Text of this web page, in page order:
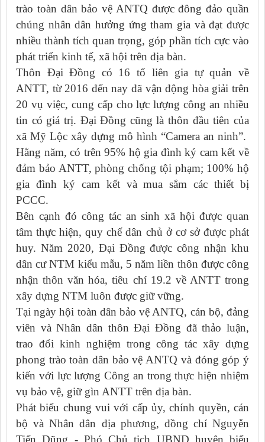
trào toàn dân bảo vệ ANTQ được đông đảo quần
chúng nhân dân hưởng ứng tham gia và đạt được
nhiều thành tích quan trọng, góp phần tích cực vào
phát triển kinh tế, xã hội trên địa bàn.
Thôn Đại Đồng có 16 tổ liên gia tự quản về
ANTT, từ 2016 đến nay đã vận động hòa giải trên
20 vụ việc, cung cấp cho lực lượng công an nhiều
tin có giá trị. Đại Đồng cũng là thôn đầu tiên của
xã Mỹ Lộc xây dựng mô hình “Camera an ninh”.
Hằng năm, có trên 95% hộ gia đình ký cam kết về
đảm bảo ANTT, phòng chống tội phạm; 100% hộ
gia đình ký cam kết và mua sắm các thiết bị
PCCC.
Bên cạnh đó công tác an sinh xã hội được quan
tâm thực hiện, quy chế dân chủ ở cơ sở được phát
huy. Năm 2020, Đại Đồng được công nhận khu
dân cư NTM kiểu mẫu, 5 năm liền thôn được công
nhận thôn văn hóa, tiêu chí 19.2 về ANTT trong
xây dựng NTM luôn được giữ vững.
Tại ngày hội toàn dân bảo vệ ANTQ, cán bộ, đảng
viên và Nhân dân thôn Đại Đồng đã thảo luận,
trao đổi kinh nghiệm trong công tác xây dựng
phong trào toàn dân bảo vệ ANTQ và đóng góp ý
kiến với lực lượng Công an trong thực hiện nhiệm
vụ bảo vệ, giữ gìn ANTT trên địa bàn.
Phát biểu chung vui với cấp ủy, chính quyền, cán
bộ và Nhân dân địa phương, đồng chí Nguyễn